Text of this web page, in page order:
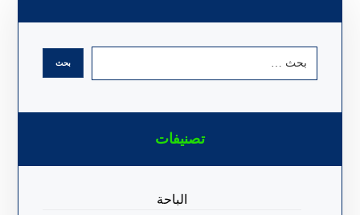
تصنيفات
الباحة